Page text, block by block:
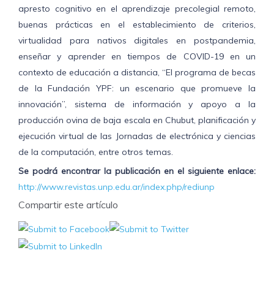
apresto cognitivo en el aprendizaje precolegial remoto,
buenas prácticas en el establecimiento de criterios,
virtualidad para nativos digitales en postpandemia,
enseñar y aprender en tiempos de COVID-19 en un
contexto de educación a distancia, “El programa de becas
de la Fundación YPF: un escenario que promueve la
innovación”, sistema de información y apoyo a la
producción ovina de baja escala en Chubut, planificación y
ejecución virtual de las Jornadas de electrónica y ciencias
de la computación, entre otros temas.
Se podrá encontrar la publicación en el siguiente enlace:
http://www.revistas.unp.edu.ar/index.php/rediunp
Compartir este artículo